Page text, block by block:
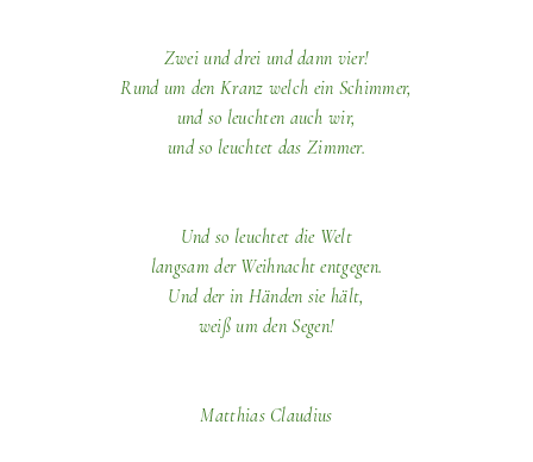
Zwei und drei und dann vier!
Rund um den Kranz welch ein Schimmer,
und so leuchten auch wir,
und so leuchtet das Zimmer.
Und so leuchtet die Welt
langsam der Weihnacht entgegen.
Und der in Händen sie hält,
weiß um den Segen!
Matthias Claudius